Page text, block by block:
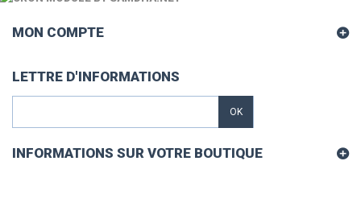
MON COMPTE
LETTRE D'INFORMATIONS
OK
INFORMATIONS SUR VOTRE BOUTIQUE